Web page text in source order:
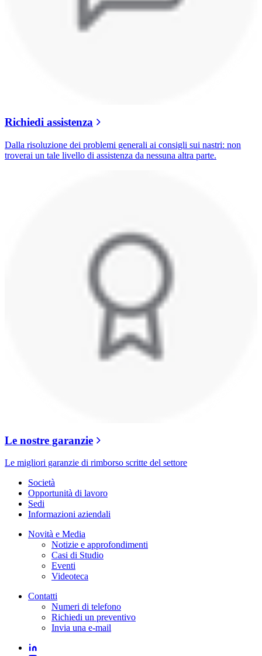
Richiedi assistenza
Dalla risoluzione dei problemi generali ai consigli sui nastri: non
troverai un tale livello di assistenza da nessuna altra parte.
Le nostre garanzie
Le migliori garanzie di rimborso scritte del settore
Società
Opportunità di lavoro
Sedi
Informazioni aziendali
Novità e Media
Notizie e approfondimenti
Casi di Studio
Eventi
Videoteca
Contatti
Numeri di telefono
Richiedi un preventivo
Invia una e-mail